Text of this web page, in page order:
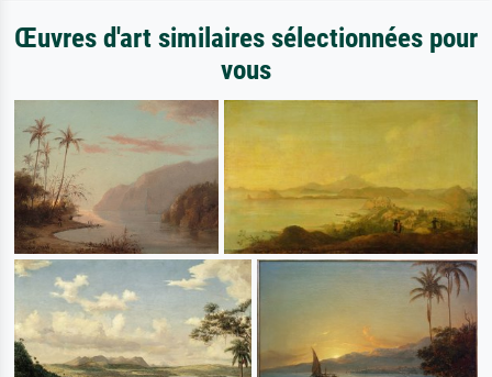
Œuvres d'art similaires sélectionnées pour
vous